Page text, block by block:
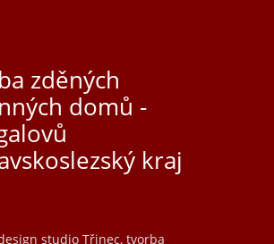
zděných
domů -
kraj
studio Třinec, tvorba